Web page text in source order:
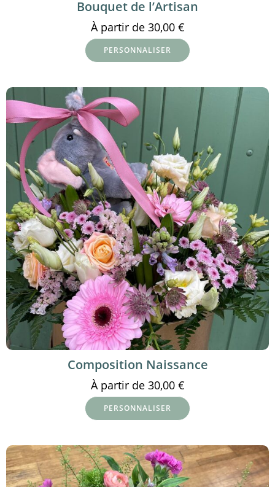
Bouquet de l’Artisan
À partir de 30,00 €
PERSONNALISER
Composition Naissance
À partir de 30,00 €
PERSONNALISER